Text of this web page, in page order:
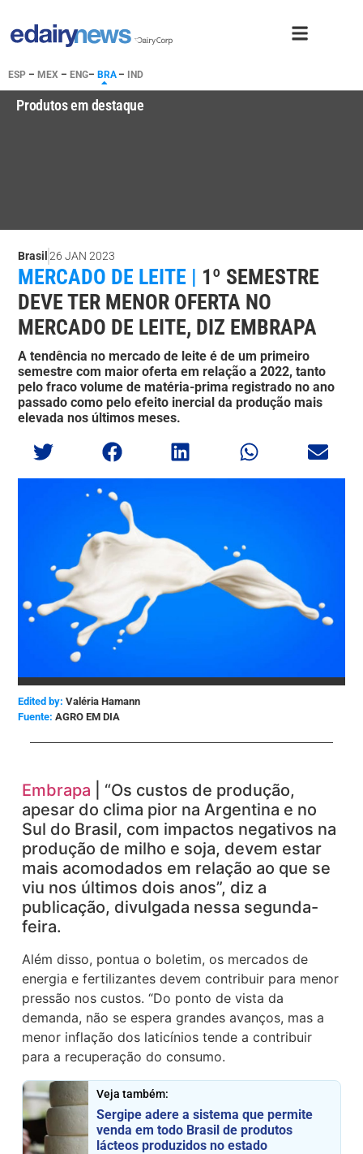
ESP – MEX – ENG– BRA– IND
Produtos em destaque
Brasil 26 JAN 2023
MERCADO DE LEITE | 1º SEMESTRE
DEVE TER MENOR OFERTA NO
MERCADO DE LEITE, DIZ EMBRAPA
A tendência no mercado de leite é de um primeiro
semestre com maior oferta em relação a 2022, tanto
pelo fraco volume de matéria-prima registrado no ano
passado como pelo efeito inercial da produção mais
elevada nos últimos meses.
Edited by: Valéria Hamann
AGRO EM DIA
Embrapa | “Os custos de produção,
apesar do clima pior na Argentina e no
Sul do Brasil, com impactos negativos na
produção de milho e soja, devem estar
mais acomodados em relação ao que se
viu nos últimos dois anos”, diz a
publicação, divulgada nessa segunda-
feira.
Além disso, pontua o boletim, os mercados de
energia e fertilizantes devem contribuir para menor
pressão nos custos. “Do ponto de vista da
demanda, não se espera grandes avanços, mas a
menor inflação dos laticínios tende a contribuir
para a recuperação do consumo.
Veja também:
Sergipe adere a sistema que permite
venda em todo Brasil de produtos
lácteos produzidos no estado